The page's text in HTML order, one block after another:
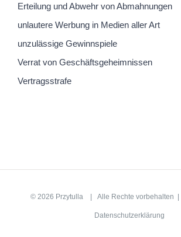
Erteilung und Abwehr von Abmahnungen
unlautere Werbung in Medien aller Art
unzulässige Gewinnspiele
Verrat von Geschäftsgeheimnissen
Vertragsstrafe
© 2026 Przytulla | Alle Rechte vorbehalten |
Datenschutzerklärung